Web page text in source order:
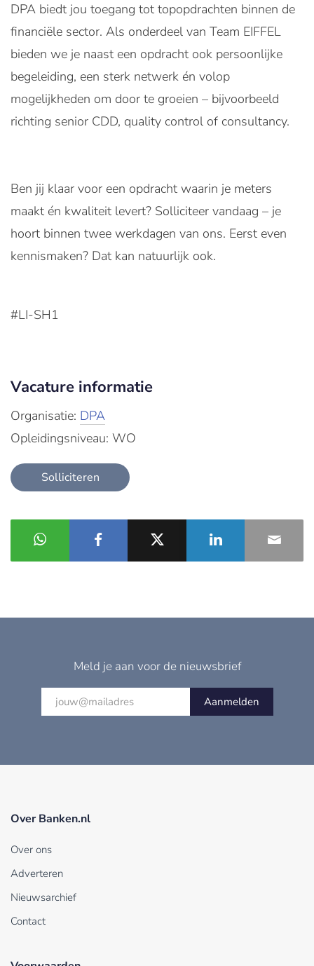
DPA biedt jou toegang tot topopdrachten binnen de
financiële sector. Als onderdeel van Team EIFFEL
bieden we je naast een opdracht ook persoonlijke
begeleiding, een sterk netwerk én volop
mogelijkheden om door te groeien – bijvoorbeeld
richting senior CDD, quality control of consultancy.
Ben jij klaar voor een opdracht waarin je meters
maakt én kwaliteit levert? Solliciteer vandaag – je
hoort binnen twee werkdagen van ons. Eerst even
kennismaken? Dat kan natuurlijk ook.
#LI-SH1
Vacature informatie
Organisatie: DPA
Opleidingsniveau: WO
Solliciteren
Meld je aan voor de nieuwsbrief
Aanmelden
Over Banken.nl
Over ons
Adverteren
Nieuwsarchief
Contact